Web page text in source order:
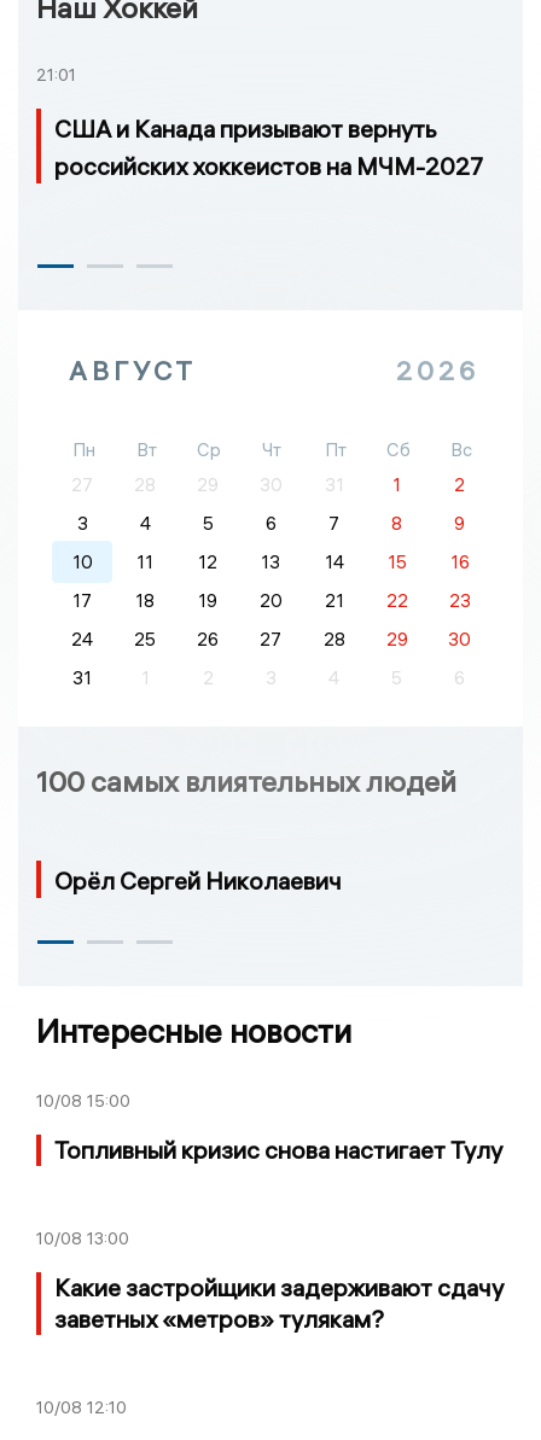
21:01
США и Канада призывают вернуть
российских хоккеистов на МЧМ-2027
АВГУСТ 2026
Пн Вт Ср Чт Пт Сб
Вс
27
28 29 30 31 1
2
3
4 5 6 7 8
9
10
11 12 13 14 15
16
17
18 19 20 21 22
23
24
25 26 27 28 29
30
31
1 2 3 4 5 6
100 самых влиятельных людей
Орёл Сергей Николаевич
Интересные новости
10/08 15:00
Топливный кризис снова настигает Тулу
10/08 13:00
Какие застройщики задерживают сдачу
заветных «метров» тулякам?
10/08 12:10